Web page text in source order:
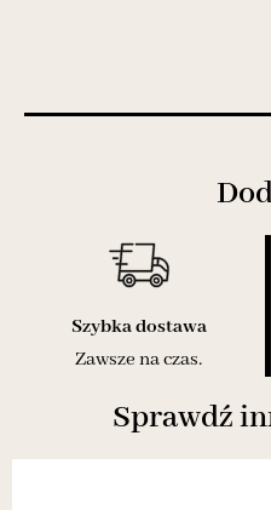
Szybka dostawa
Zawsze na czas.
Sprawdź